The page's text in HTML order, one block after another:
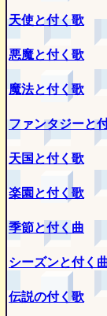
天使と付く歌
悪魔と付く歌
魔法と付く歌
ファンタジーと
天国と付く歌
楽園と付く歌
季節と付く曲
シーズンと付く
伝説の付く歌